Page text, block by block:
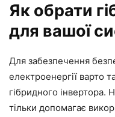
Як обрати
для вашої
Для забезпечення
електроенергії варто
гібридного інвертора.
тільки допомагає